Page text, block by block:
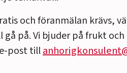
och föranmälan krävs,
på. Vi bjuder på frukt
post till